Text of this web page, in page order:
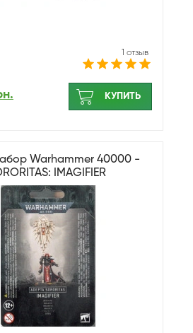
1 отзыв
КУПИТЬ
Warhammer 40000 -
IMAGIFIER